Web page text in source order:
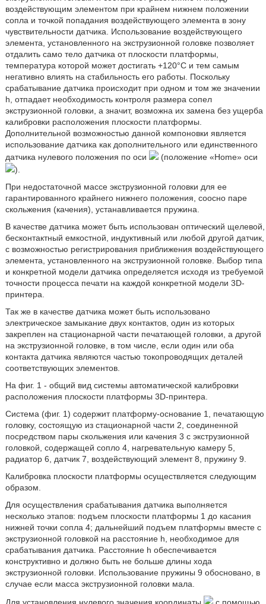
воздействующим элементом при крайнем нижнем положении
сопла и точкой попадания воздействующего элемента в зону
чувствительности датчика. Использование воздействующего
элемента, установленного на экструзионной головке позволяет
отдалить само тело датчика от плоскости платформы,
температура которой может достигать +120°С и тем самым
негативно влиять на стабильность его работы. Поскольку
срабатывание датчика происходит при одном и том же значении
h, отпадает необходимость контроля размера сопел
экструзионной головки, а значит, возможна их замена без ущерба
калибровки расположения плоскости платформы.
Дополнительной возможностью данной компоновки является
использование датчика как дополнительного или единственного
датчика нулевого положения по оси
(положение «Home» оси
).
При недостаточной массе экструзионной головки для ее
гарантированного крайнего нижнего положения, соосно паре
скольжения (качения), устанавливается пружина.
В качестве датчика может быть использован оптический щелевой,
бесконтактный емкостной, индуктивный или любой другой датчик,
с возможностью регистрирования приближения воздействующего
элемента, установленного на экструзионной головке. Выбор типа
и конкретной модели датчика определяется исходя из требуемой
точности процесса печати на каждой конкретной модели 3D-
принтера.
Так же в качестве датчика может быть использовано
электрическое замыкание двух контактов, один из которых
закреплен на стационарной части печатающей головки, а другой
на экструзионной головке, в том числе, если один или оба
контакта датчика являются частью токопроводящих деталей
соответствующих элементов.
На фиг. 1 - общий вид системы автоматической калибровки
расположения плоскости платформы 3D-принтера.
Система (фиг. 1) содержит платформу-основание 1, печатающую
головку, состоящую из стационарной части 2, соединенной
посредством пары скольжения или качения 3 с экструзионной
головкой, содержащей сопло 4, нагревательную камеру 5,
радиатор 6, датчик 7, воздействующий элемент 8, пружину 9.
Калибровка плоскости платформы осуществляется следующим
образом.
Для осуществления срабатывания датчика выполняется
несколько этапов: подъем плоскости платформы 1 до касания
нижней точки сопла 4; дальнейший подъем платформы вместе с
экструзионной головкой на расстояние h, необходимое для
срабатывания датчика. Расстояние h обеспечивается
конструктивно и должно быть не больше длины хода
экструзионной головки. Использование пружины 9 обосновано, в
случае если масса экструзионной головки мала.